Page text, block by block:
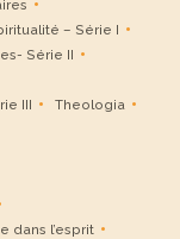
– Série I
Série II
III
Theologia
dans l’esprit